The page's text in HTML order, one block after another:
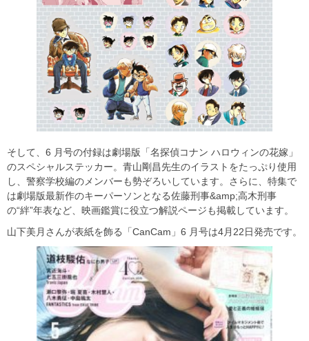
そして、6 月号の付録は劇場版「名探偵コナン ハロウィンの花嫁」
のスペシャルステッカー。青山剛昌先生のイラストをたっぷり使用
し、警察学校編のメンバーも勢ぞろいしています。さらに、特集で
は劇場版最新作のキーパーソンとなる佐藤刑事&amp;高木刑事
の“絆”年表など、映画鑑賞に役立つ解説ページも掲載しています。
山下美月さんが表紙を飾る「CanCam」6 月号は4月22日発売です。